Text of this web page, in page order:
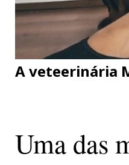
A veteerinária
Uma das